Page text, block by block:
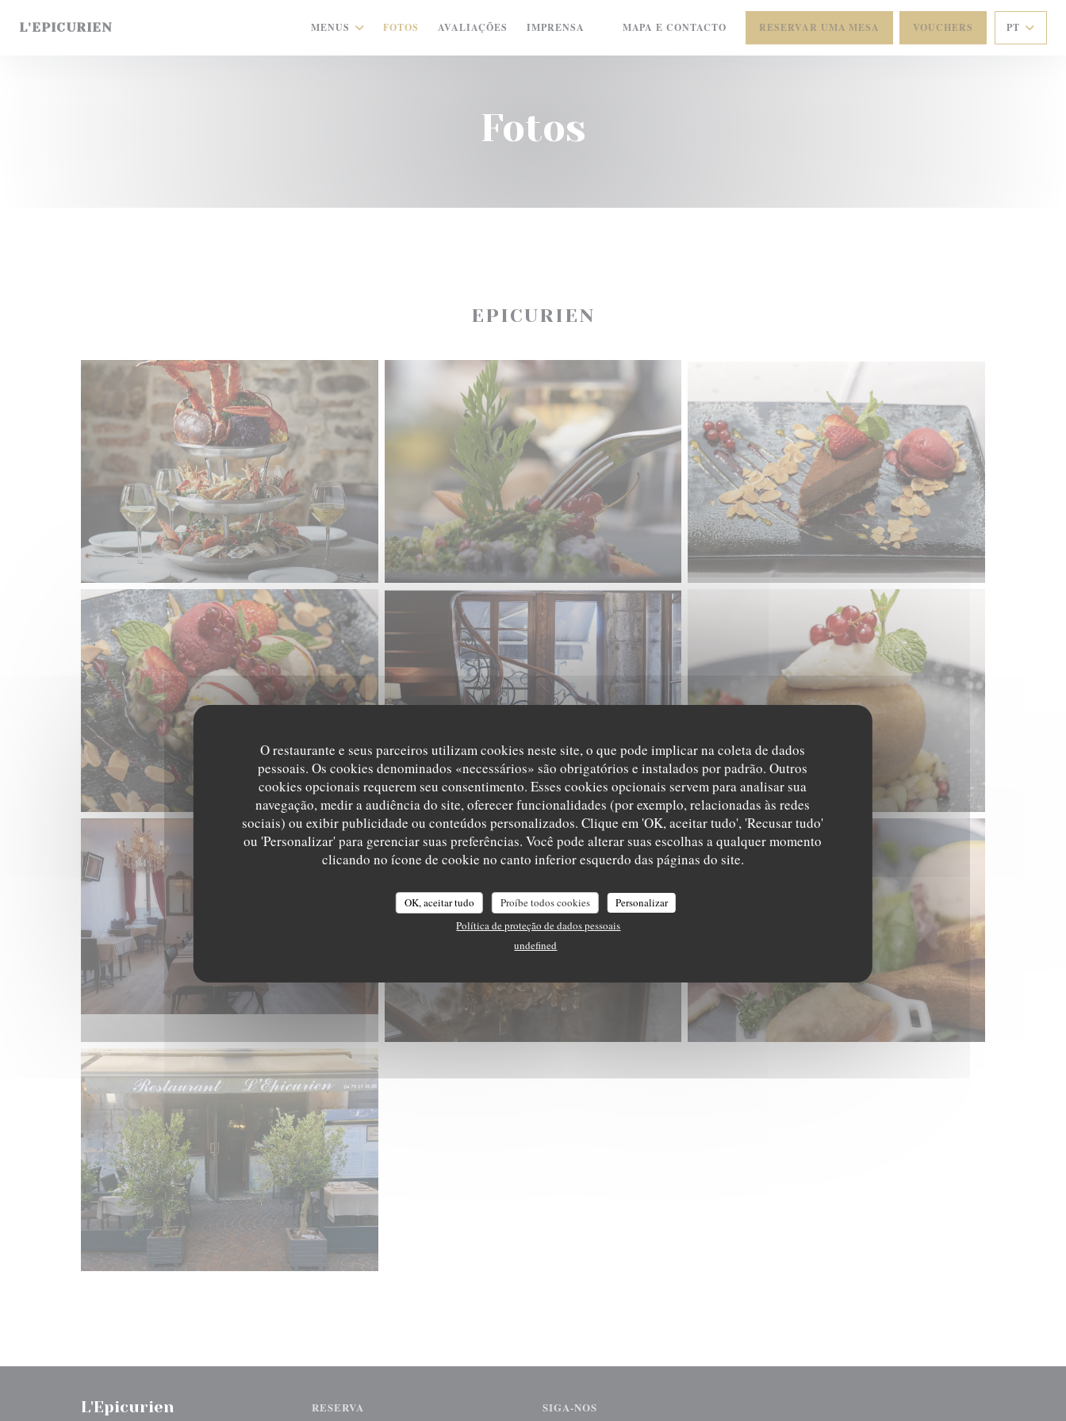
O restaurante e seus parceiros utilizam cookies neste site, o que pode implicar na coleta de dados
pessoais. Os cookies denominados «necessários» são obrigatórios e instalados por padrão. Outros
cookies opcionais requerem seu consentimento. Esses cookies opcionais servem para analisar sua
navegação, medir a audiência do site, oferecer funcionalidades (por exemplo, relacionadas às redes
sociais) ou exibir publicidade ou conteúdos personalizados. Clique em 'OK, aceitar tudo', 'Recusar tudo'
ou 'Personalizar' para gerenciar suas preferências. Você pode alterar suas escolhas a qualquer momento
clicando no ícone de cookie no canto inferior esquerdo das páginas do site.
OK, aceitar tudo Proíbe todos cookies
Personalizar
Política de proteção de dados pessoais
undefined
L'EPICURIEN MENUS FOTOS AVALIAÇÕES IMPRENSA MAPA E CONTACTO RESERVAR UMA MESA VOUCHERS PT
Fotos
EPICURIEN
L'Epicurien RESERVA SIGA-NOS
L'EPICURIEN